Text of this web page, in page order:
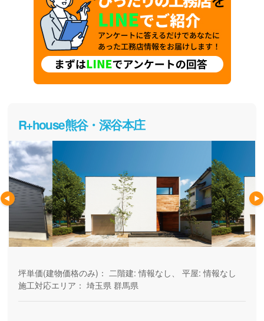
R+house熊谷・深谷本庄
坪単価(建物価格のみ)： 二階建: 情報なし、 平屋: 情報なし
施工対応エリア： 埼玉県 群馬県